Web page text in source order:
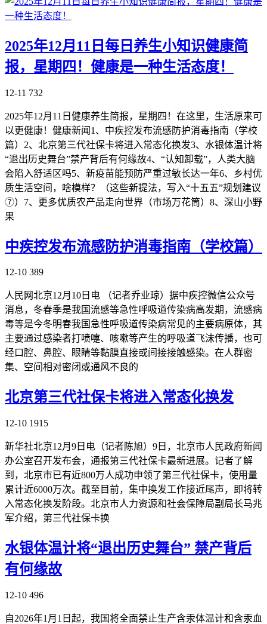
2025年12月11日每日养生小知识健康简
报，星期四！健康是一种生活态度！
12-11 732
2025年12月11日健康养生简报，星期四！在这里，生活原来可
以更健康！健康新闻1、中疾控发布流感防护消毒指南（学校
篇）2、北京第三代社保卡将进入常态化换发3、水银体温计将
“退出历史舞台”禁产背后有何缘故4、“认知卸载”，人类大脑
会陷入舒适区吗5、新疫苗能预防严重过敏长达一年6、乡村优
质生活空间，啥模样？（这些新提法，写入“十五五”规划建议
⑦）7、更多优质农产品走向世界（市场万花筒）8、深山小野
果
中疾控发布流感防护消毒指南（学校篇）
12-10 389
人民网北京12月10日电 （记者乔业琼）据中疾控微信公众号
消息，冬春季是我国流感等急性呼吸道传染病高发期，流感病
毒等是今冬明春我国急性呼吸道传染病常见的主要病原体，其
主要通过感染者打喷嚏、咳嗽等产生的呼吸道飞沫传播，也可
经口腔、鼻腔、眼睛等黏膜直接或间接接触感染。在人群密
集、空间相对密闭或通风不良的
北京第三代社保卡将进入常态化换发
12-10 1915
新华社北京12月9日电（记者陈旭）9日，北京市人民政府新闻
办公室召开发布会，通报第三代社保卡最新进展。记者了解
到，北京市已有近800万人成功申领了第三代社保卡，使用量
累计近6000万次。截至目前，集中换发工作接近尾声，即将转
入常态化换发阶段。北京市人力资源和社会保障局副局长马兆
军介绍，第三代社保卡换
水银体温计将“退出历史舞台” 禁产背后
有何缘故
12-10 496
自2026年1月1日起，我国将全面禁止生产含汞体温计和含汞血